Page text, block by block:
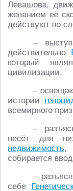
Левашова,
желанием её
действуют по
–
действительно
который
цивилизации.
–
истории
всемирного
–
несёт для
недвижимость,
собирается
–
себе